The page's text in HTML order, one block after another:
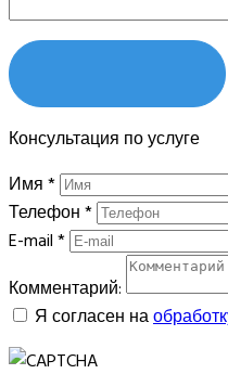
Консультация по услуге
Имя*
Телефон*
E-mail*
Комментарий:
Я согласен на